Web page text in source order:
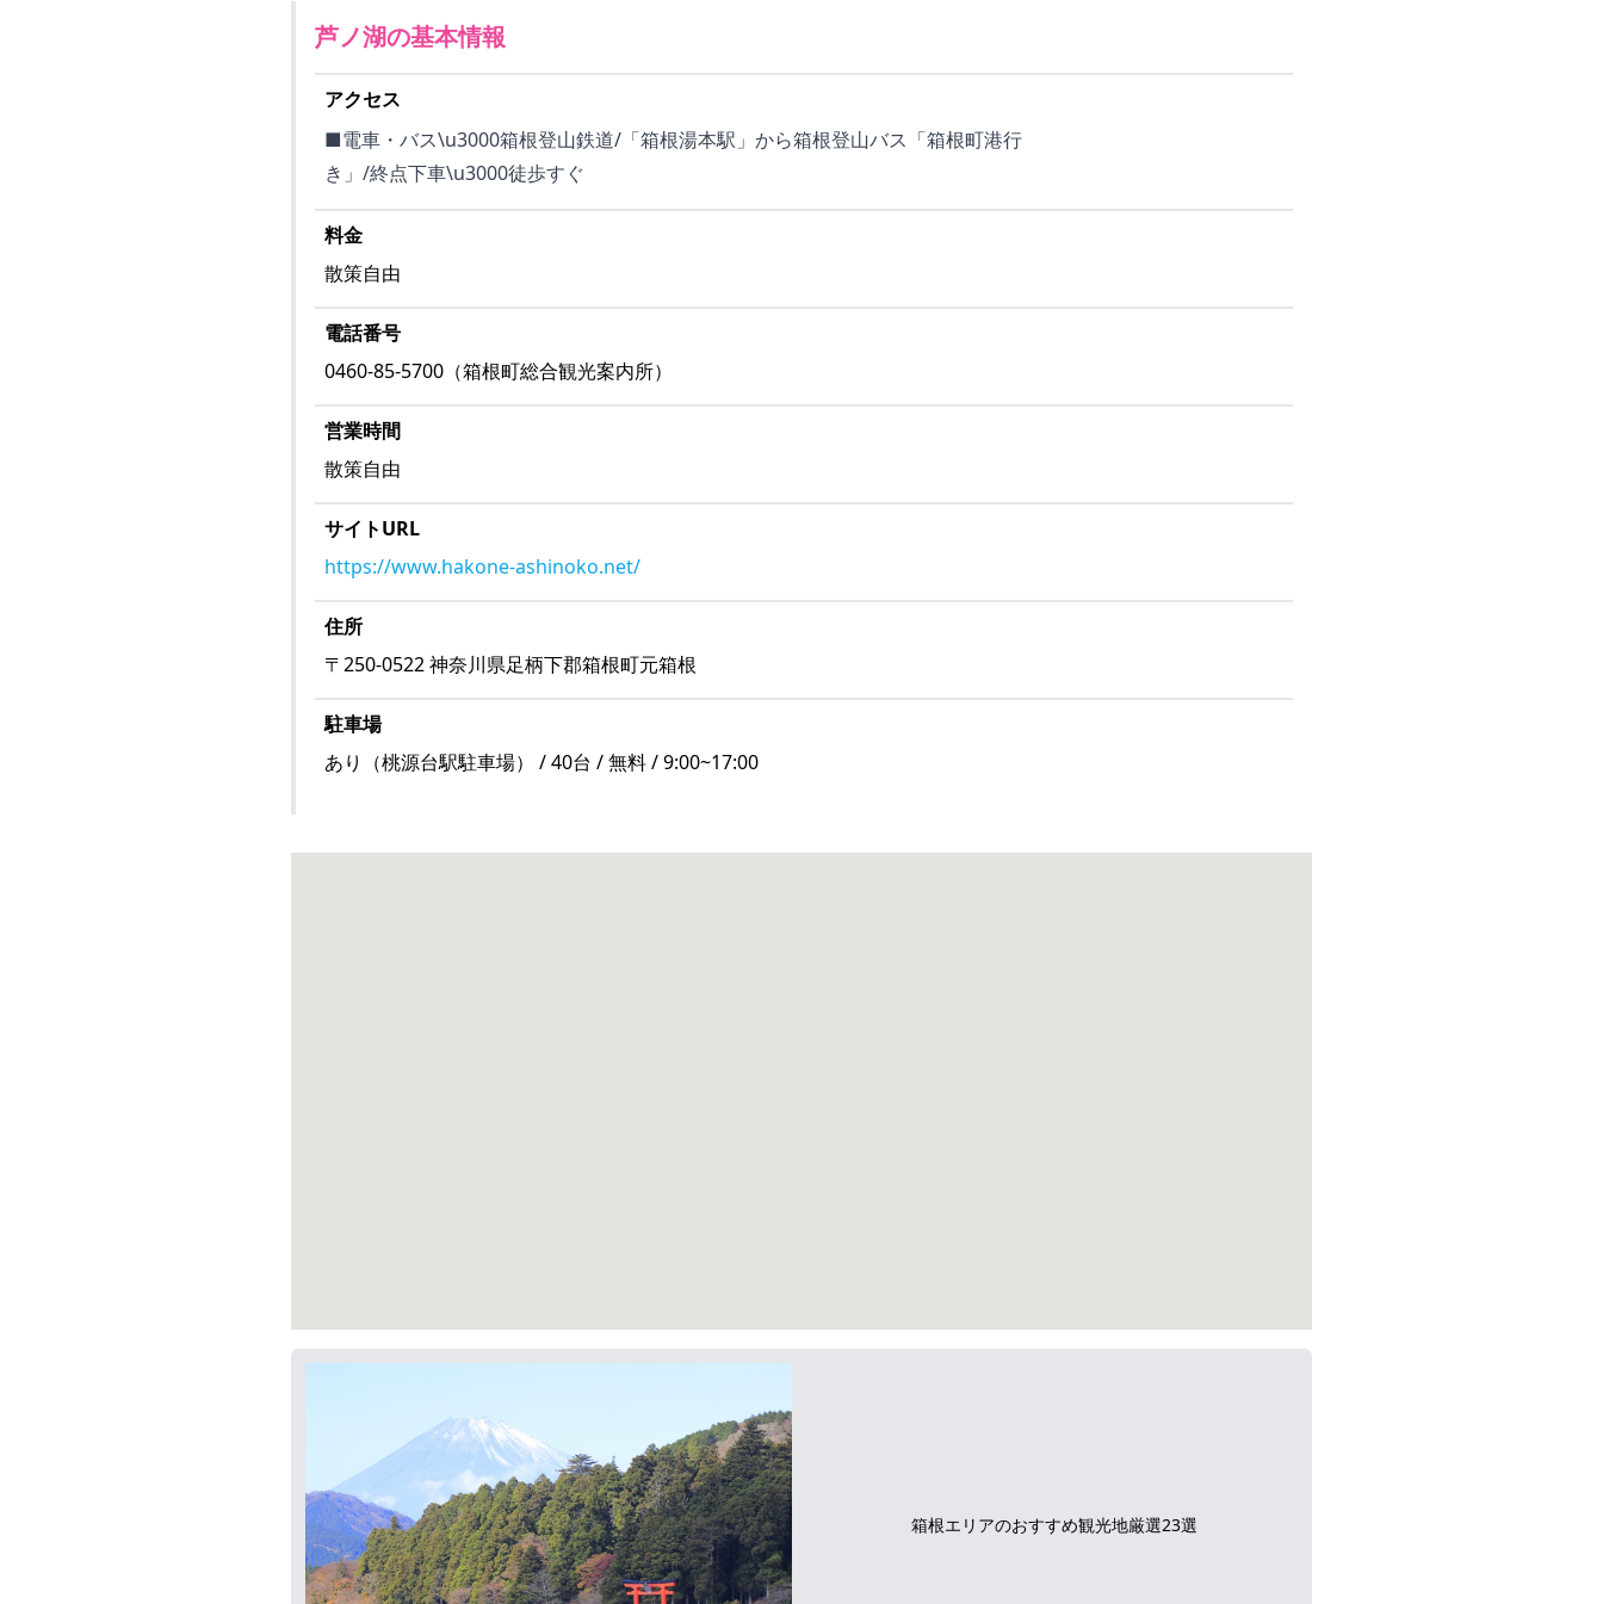
芦ノ湖の基本情報
アクセス
■電車・バス\u3000箱根登山鉄道/「箱根湯本駅」から箱根登山バス「箱根町港行
き」/終点下車\u3000徒歩すぐ
料金
散策自由
電話番号
0460-85-5700（箱根町総合観光案内所）
営業時間
散策自由
サイトURL
https://www.hakone-ashinoko.net/
住所
〒250-0522神奈川県足柄下郡箱根町元箱根
駐車場
あり（桃源台駅駐車場） / 40台 / 無料 / 9:00~17:00
箱根エリアのおすすめ観光地厳選23選